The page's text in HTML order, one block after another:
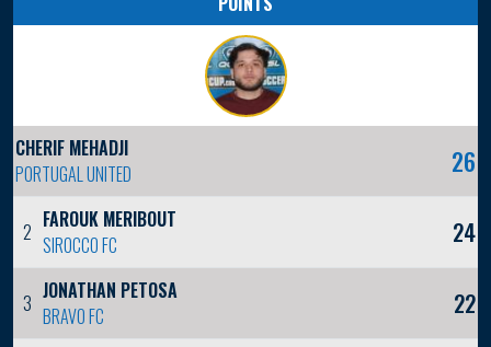
CHERIF MEHADJI
PORTUGAL UNITED
26
2 FAROUK MERIBOUT
SIROCCO FC
24
3 JONATHAN PETOSA
BRAVO FC
22